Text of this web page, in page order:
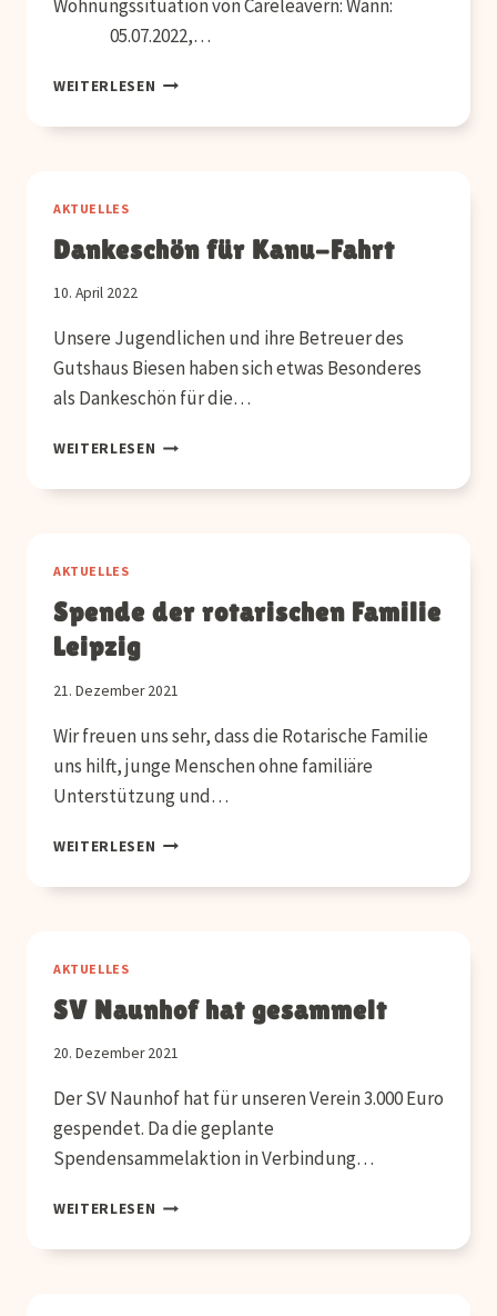
Wohnungssituation von Careleavern: Wann:
05.07.2022,…
WEITERLESEN GET-
ZUR
JULI
AKTUELLES
Dankeschön für Kanu-Fahrt
10. April 2022
Unsere Jugendlichen und ihre Betreuer des
Gutshaus Biesen haben sich etwas Besonderes
als Dankeschön für die…
WEITERLESEN DANKESCHÖN
KANU-
AKTUELLES
Spende der rotarischen Familie
Leipzig
21. Dezember 2021
Wir freuen uns sehr, dass die Rotarische Familie
uns hilft, junge Menschen ohne familiäre
Unterstützung und…
WEITERLESEN SPENDE
ROTARISCHEN
AKTUELLES
SV Naunhof hat gesammelt
20. Dezember 2021
Der SV Naunhof hat für unseren Verein 3.000 Euro
gespendet. Da die geplante
Spendensammelaktion in Verbindung…
WEITERLESEN SV
HAT